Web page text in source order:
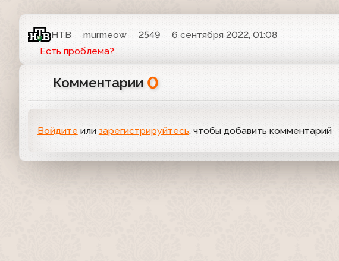
НТВ murmeow 2549
6 сентября 2022, 01:08
Есть проблема?
Комментарии 0
Войдите или зарегистрируйтесь, чтобы добавить комментарий